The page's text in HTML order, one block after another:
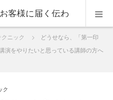
客様に届く伝わ
ニック
どうせなら、「第一印
演をやりたいと思っている講師の方へ
ク